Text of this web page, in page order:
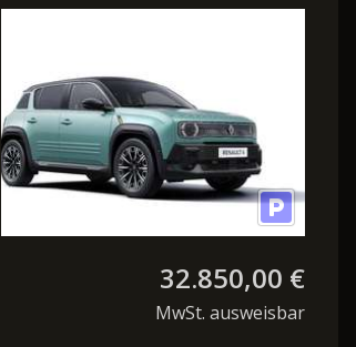
Iconic 150 Comfort
Range
32.850,00 €
MwSt. ausweisbar